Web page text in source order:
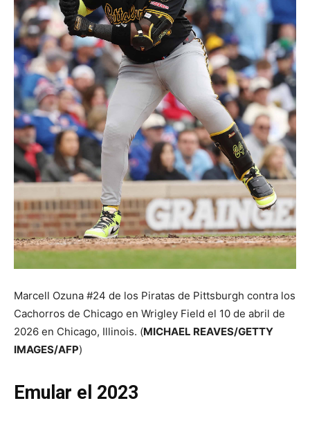
Marcell Ozuna #24 de los Piratas de Pittsburgh contra los
Cachorros de Chicago en Wrigley Field el 10 de abril de
2026 en Chicago, Illinois. (MICHAEL REAVES/GETTY
IMAGES/AFP)
Emular el 2023